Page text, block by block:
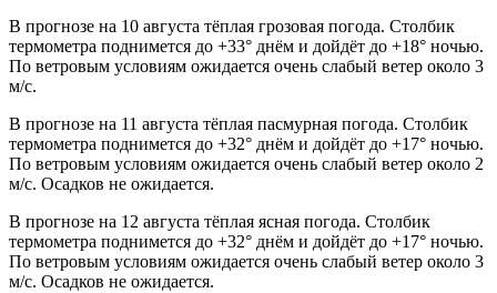
В прогнозе на 10 августа тёплая грозовая погода. Столбик
термометра поднимется до +33° днём и дойдёт до +18° ночью.
По ветровым условиям ожидается очень слабый ветер около 3
м/с.
В прогнозе на 11 августа тёплая пасмурная погода. Столбик
термометра поднимется до +32° днём и дойдёт до +17° ночью.
По ветровым условиям ожидается очень слабый ветер около 2
м/с. Осадков не ожидается.
В прогнозе на 12 августа тёплая ясная погода. Столбик
термометра поднимется до +32° днём и дойдёт до +17° ночью.
По ветровым условиям ожидается очень слабый ветер около 3
м/с. Осадков не ожидается.